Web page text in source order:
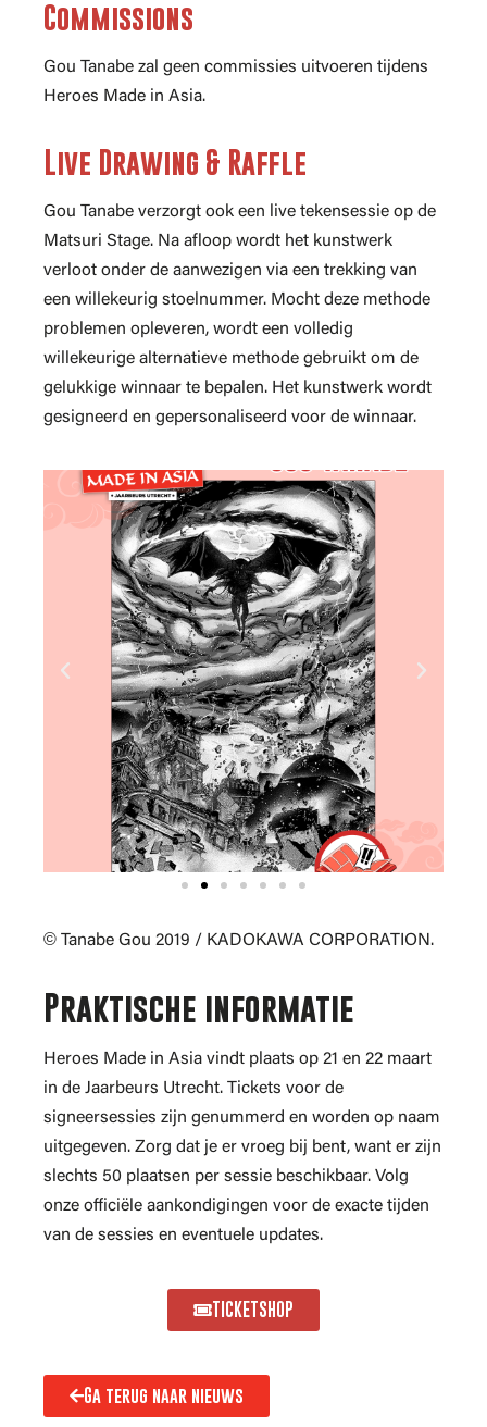
Commissions
Gou Tanabe zal geen commissies uitvoeren tijdens
Heroes Made in Asia.
Live Drawing & Raffle
Gou Tanabe verzorgt ook een live tekensessie op de
Matsuri Stage. Na afloop wordt het kunstwerk
verloot onder de aanwezigen via een trekking van
een willekeurig stoelnummer. Mocht deze methode
problemen opleveren, wordt een volledig
willekeurige alternatieve methode gebruikt om de
gelukkige winnaar te bepalen. Het kunstwerk wordt
gesigneerd en gepersonaliseerd voor de winnaar.
© Tanabe Gou 2019 / KADOKAWA CORPORATION.
Praktische informatie
Heroes Made in Asia vindt plaats op 21 en 22 maart
in de Jaarbeurs Utrecht. Tickets voor de
signeersessies zijn genummerd en worden op naam
uitgegeven. Zorg dat je er vroeg bij bent, want er zijn
slechts 50 plaatsen per sessie beschikbaar. Volg
onze officiële aankondigingen voor de exacte tijden
van de sessies en eventuele updates.
TICKETSHOP
Ga terug naar nieuws